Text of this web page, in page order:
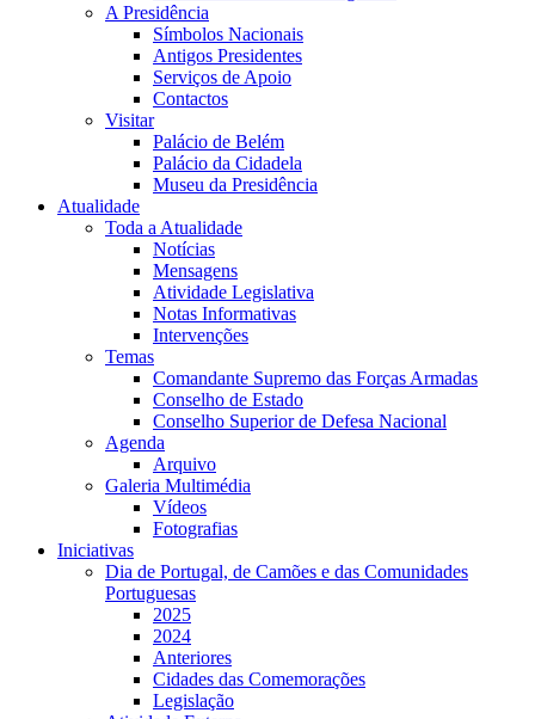
A Presidência
Símbolos Nacionais
Antigos Presidentes
Serviços de Apoio
Contactos
Visitar
Palácio de Belém
Palácio da Cidadela
Museu da Presidência
Atualidade
Toda a Atualidade
Notícias
Mensagens
Atividade Legislativa
Notas Informativas
Intervenções
Temas
Comandante Supremo das Forças Armadas
Conselho de Estado
Conselho Superior de Defesa Nacional
Agenda
Arquivo
Galeria Multimédia
Vídeos
Fotografias
Iniciativas
Dia de Portugal, de Camões e das Comunidades
Portuguesas
2025
2024
Anteriores
Cidades das Comemorações
Legislação